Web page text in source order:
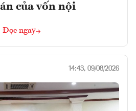
của vốn nội
Đọc ngay
14:43, 09/08/2026